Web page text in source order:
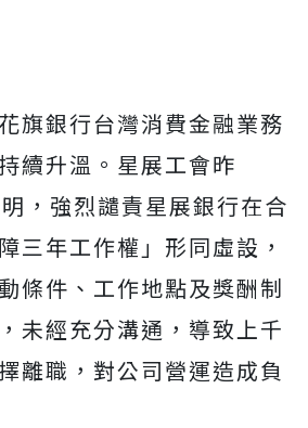
旗銀行台灣消費金融業務
續升溫。星展工會昨
明，強烈譴責星展銀行在合
三年工作權」形同虛設，
條件、工作地點及獎酬制
未經充分溝通，導致上千
離職，對公司營運造成負